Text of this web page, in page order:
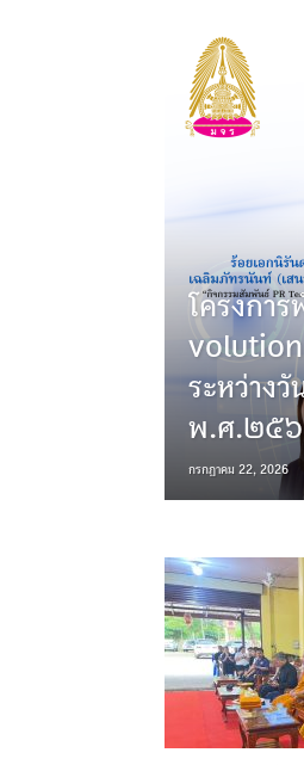
โครงกา
volution
ระหว่าง
พ.ศ.๒๕
กรกฎาคม 22, 2026